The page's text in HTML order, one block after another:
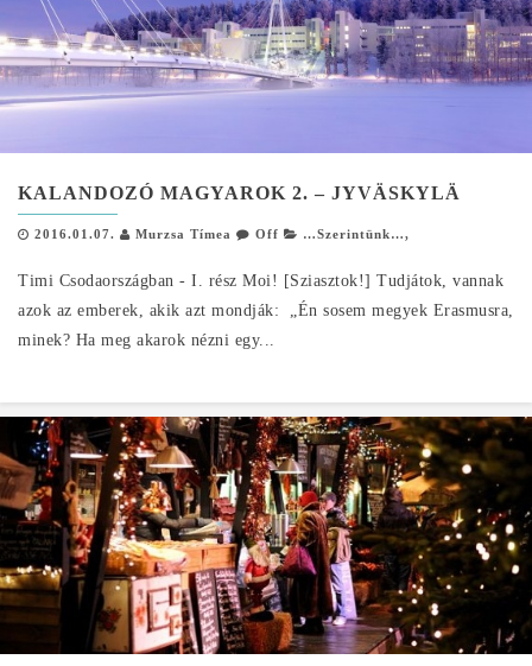
KALANDOZÓ MAGYAROK 2. – JYVÄSKYLÄ
2016.01.07. Murzsa Tímea Off …Szerintünk…,
Timi Csodaországban - I. rész Moi! [Sziasztok!] Tudjátok, vannak
azok az emberek, akik azt mondják: „Én sosem megyek Erasmusra,
minek? Ha meg akarok nézni egy...